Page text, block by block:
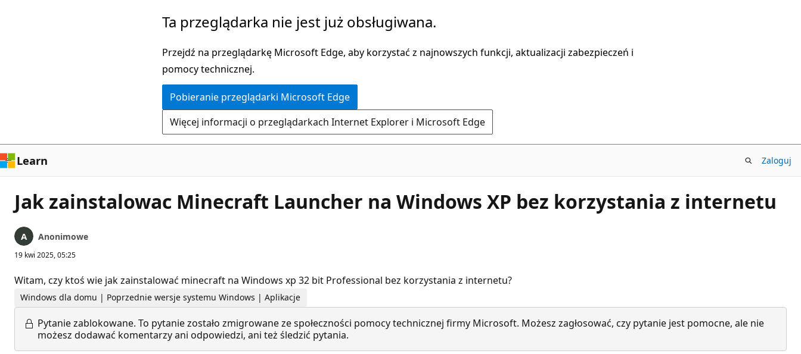
Ta przeglądarka nie jest już obsługiwana.
Przejdź na przeglądarkę Microsoft Edge, aby korzystać z najnowszych funkcji, aktualizacji zabezpieczeń i
pomocy technicznej.
Pobieranie przeglądarki Microsoft Edge
Więcej informacji o przeglądarkach Internet Explorer i Microsoft Edge
Learn Zaloguj
Jak zainstalowac Minecraft Launcher na Windows XP bez korzystania z internetu
Anonimowe
19 kwi 2025, 05:25
Witam, czy ktoś wie jak zainstalować minecraft na Windows xp 32 bit Professional bez korzystania z internetu?
Windows dla domu | Poprzednie wersje systemu Windows | Aplikacje
Pytanie zablokowane. To pytanie zostało zmigrowane ze społeczności pomocy technicznej firmy Microsoft. Możesz zagłosować, czy pytanie jest pomocne, ale nie
możesz dodawać komentarzy ani odpowiedzi, ani też śledzić pytania.